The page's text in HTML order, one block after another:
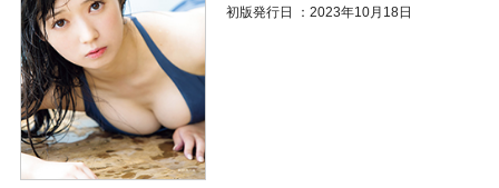
初版発行日 ：2023年10月18日